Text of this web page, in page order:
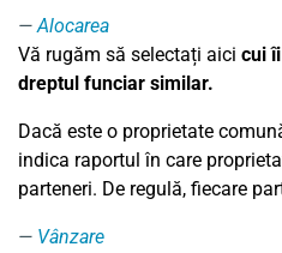
Alocarea
Vă rugăm să selectați aici cui
dreptul funciar similar.
Dacă este o proprietate
indica raportul în care
parteneri. De regulă, fiecare
Vânzare